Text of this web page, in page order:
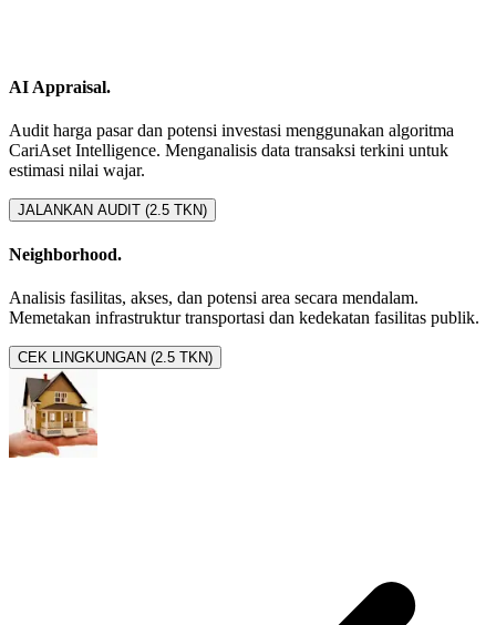
AI Appraisal.
Audit harga pasar dan potensi investasi menggunakan algoritma
CariAset Intelligence. Menganalisis data transaksi terkini untuk
estimasi nilai wajar.
JALANKAN AUDIT (2.5 TKN)
Neighborhood.
Analisis fasilitas, akses, dan potensi area secara mendalam.
Memetakan infrastruktur transportasi dan kedekatan fasilitas publik.
CEK LINGKUNGAN (2.5 TKN)